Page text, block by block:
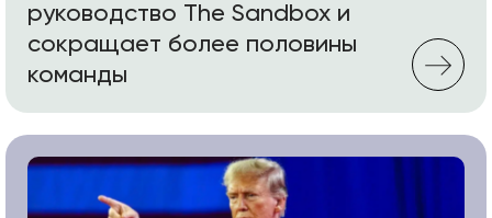
руководство The Sandbox и
сокращает более половины
команды